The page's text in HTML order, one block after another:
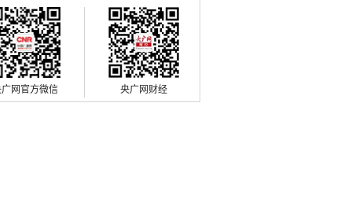
网官方微信 央广网财经